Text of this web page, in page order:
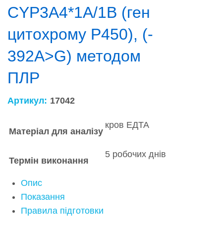
CYP3A4*1A/1B (ген
цитохрому Р450), (­
392A>G) методом
ПЛР
Артикул: 17042
Матеріал для аналізу
кров ЕДТА
Термін виконання
5 робочих днів
Опис
Показання
Правила підготовки